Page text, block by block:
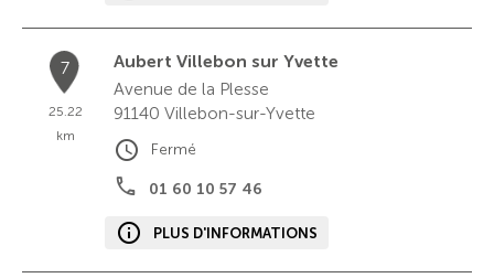
7
25.22
km
Aubert Villebon sur Yvette
Avenue de la Plesse
91140 Villebon-sur-Yvette
01 60 10 57 46
Fermé
PLUS D'INFORMATIONS